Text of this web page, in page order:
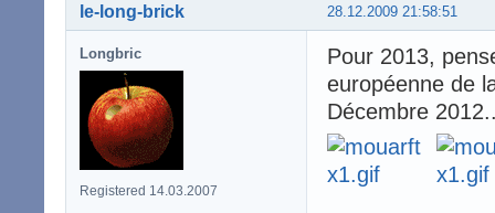
28.12.2009 21:58:51
le-long-brick
Longbric
Registered 14.03.2007
Pour 2013,
européenne de
Décembre